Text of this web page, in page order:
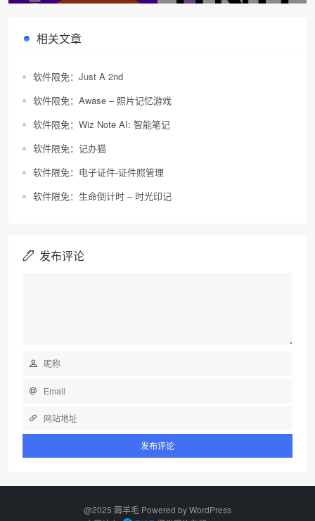
相关文章
软件限免：Just A 2nd
软件限免：Awase – 照片记忆游戏
软件限免：Wiz Note AI: 智能笔记
软件限免：记办猫
软件限免：电子证件-证件照管理
软件限免：生命倒计时 – 时光印记
发布评论
@2025 薅羊毛 Powered byWordPress